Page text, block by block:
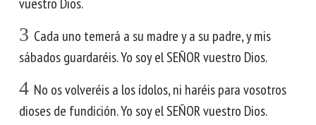
3 Cada uno temerá a su madre y a su padre, y mis
sábados guardaréis. Yo soy el SEÑOR vuestro Dios.
4 No os volveréis a los ídolos, ni haréis para vosotros
dioses de fundición. Yo soy el SEÑOR vuestro Dios.